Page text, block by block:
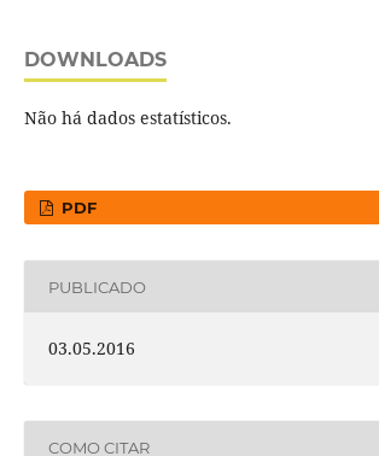
DOWNLOADS
Não há dados estatísticos.
PDF
PUBLICADO
03.05.2016
COMO CITAR